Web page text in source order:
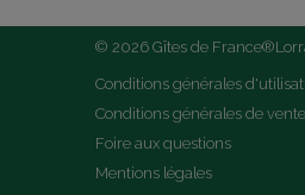
© 2026 Gîtes de
Conditions générales
Conditions générales de vente
Foire aux questions
Mentions légales